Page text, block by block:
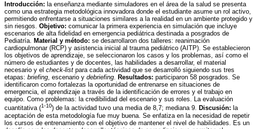
Introducción: la enseñanza mediante simuladores en el área de la salud se presenta
como una estrategia metodológica innovadora donde el estudiante asume un rol activo,
permitiendo enfrentarse a situaciones similares a la realidad en un ambiente protegido y
sin riesgos. Objetivo: comunicar la primera experiencia en simulación que incluye
escenarios de alta fidelidad en emergencia pediátrica destinada a posgrados de
Pediatría. Material y método: se desarrollaron dos talleres: reanimación
cardiopulmonar (RCP) y asistencia inicial al trauma pediátrico (AITP). Se establecieron
los objetivos de aprendizaje, se seleccionaron los casos y los problemas, así como el
número de estudiantes y de docentes, las habilidades a desarrollar, el material
necesario y el check-list para cada actividad que se desarrolló siguiendo sus tres
etapas: briefing, escenario y debriefing. Resultados: participaron 58 posgrados. Se
identificaron como fortalezas la oportunidad de entrenarse en situaciones de
emergencia, el aprendizaje a través de la identificación de errores y el trabajo en
equipo. Como problemas: la credibilidad del escenario y sus roles. La evaluación
cuantitativa (1-10) de la actividad tuvo una media de 8,7; mediana 9. Discusión: la
aceptación de esta metodología fue muy buena. Se enfatiza en la necesidad de repetir
los cursos de entrenamiento con el objetivo de mantener el nivel de habilidades. Es un